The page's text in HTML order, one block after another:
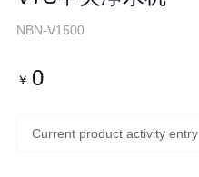
NBN-V1500
￥ 0
Current product activity entry